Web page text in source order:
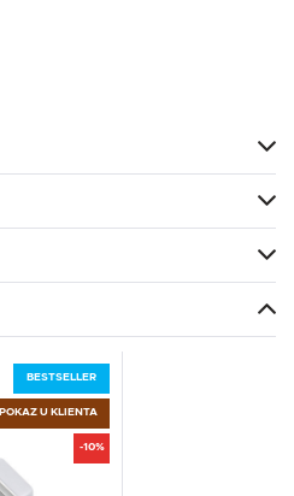
BESTSELLER
POKAZ U KLIENTA
-10%